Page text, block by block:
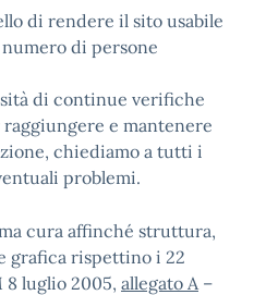
di rendere il sito usabile
di persone
di continue verifiche
e mantenere
chiediamo a tutti i
problemi.
cura affinché struttura,
grafica rispettino i 22
luglio 2005, allegato A–